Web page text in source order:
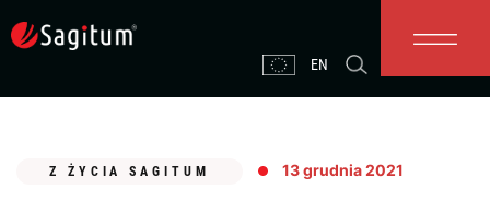
to
EN
Z ŻYCIA SAGITUM 13 grudnia 2021